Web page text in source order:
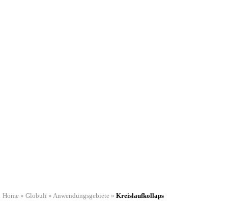
Home » Globuli » Anwendungsgebiete » Kreislaufkollaps